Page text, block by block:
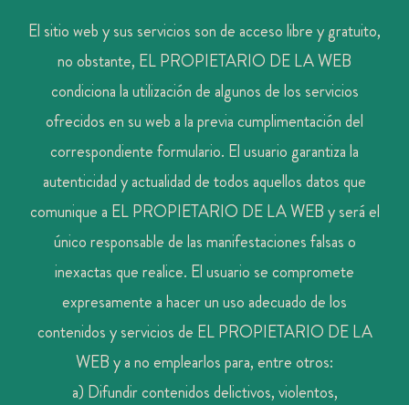
El sitio web y sus servicios son de acceso libre y gratuito,
no obstante, EL PROPIETARIO DE LA WEB
condiciona la utilización de algunos de los servicios
ofrecidos en su web a la previa cumplimentación del
correspondiente formulario. El usuario garantiza la
autenticidad y actualidad de todos aquellos datos que
comunique a EL PROPIETARIO DE LA WEB y será el
único responsable de las manifestaciones falsas o
inexactas que realice. El usuario se compromete
expresamente a hacer un uso adecuado de los
contenidos y servicios de EL PROPIETARIO DE LA
WEB y a no emplearlos para, entre otros:
a) Difundir contenidos delictivos, violentos,